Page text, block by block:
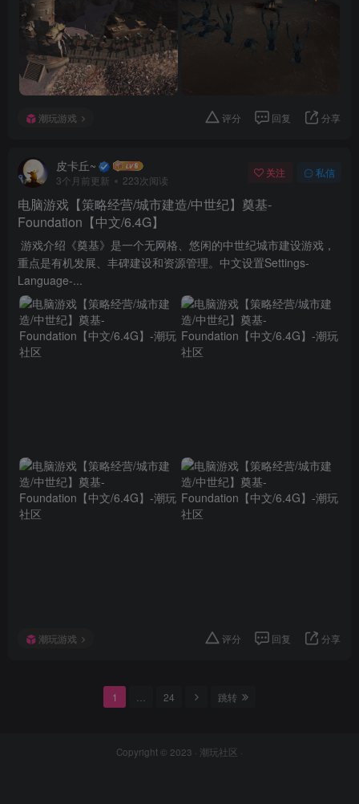
潮玩游戏 评分 回复 分享
皮卡丘~
3个月前更新 223次阅读
关注 私信
电脑游戏【策略经营/城市建造/中世纪】奠基-
Foundation【中文/6.4G】
游戏介绍《奠基》是一个无网格、悠闲的中世纪城市建设游戏，
重点是有机发展、丰碑建设和资源管理。中文设置Settings-
Language-...
潮玩游戏 评分 回复 分享
1 24 跳转
Copyright © 2023 · 潮玩社区 ·